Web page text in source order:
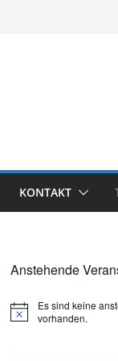
KONTAKT
Anstehende
H
Es sind keine
vorhanden.